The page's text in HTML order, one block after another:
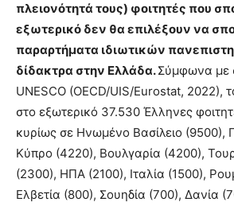
πλειονότητά τους) φοιτητές που
εξωτερικό δεν θα επιλέξουν να
παραρτήματα ιδιωτικών
δίδακτρα στην Ελλάδα.Σύμφωνα με
UNESCO (OECD/UIS/Eurostat, 2022),
στο εξωτερικό 37.530 Έλληνες
κυρίως σε Ηνωμένο Βασίλειο (9500),
Κύπρο (4220), Βουλγαρία (4200),
(2300), ΗΠΑ (2100), Ιταλία (1500),
Ελβετία (800), Σουηδία (700), Δανία